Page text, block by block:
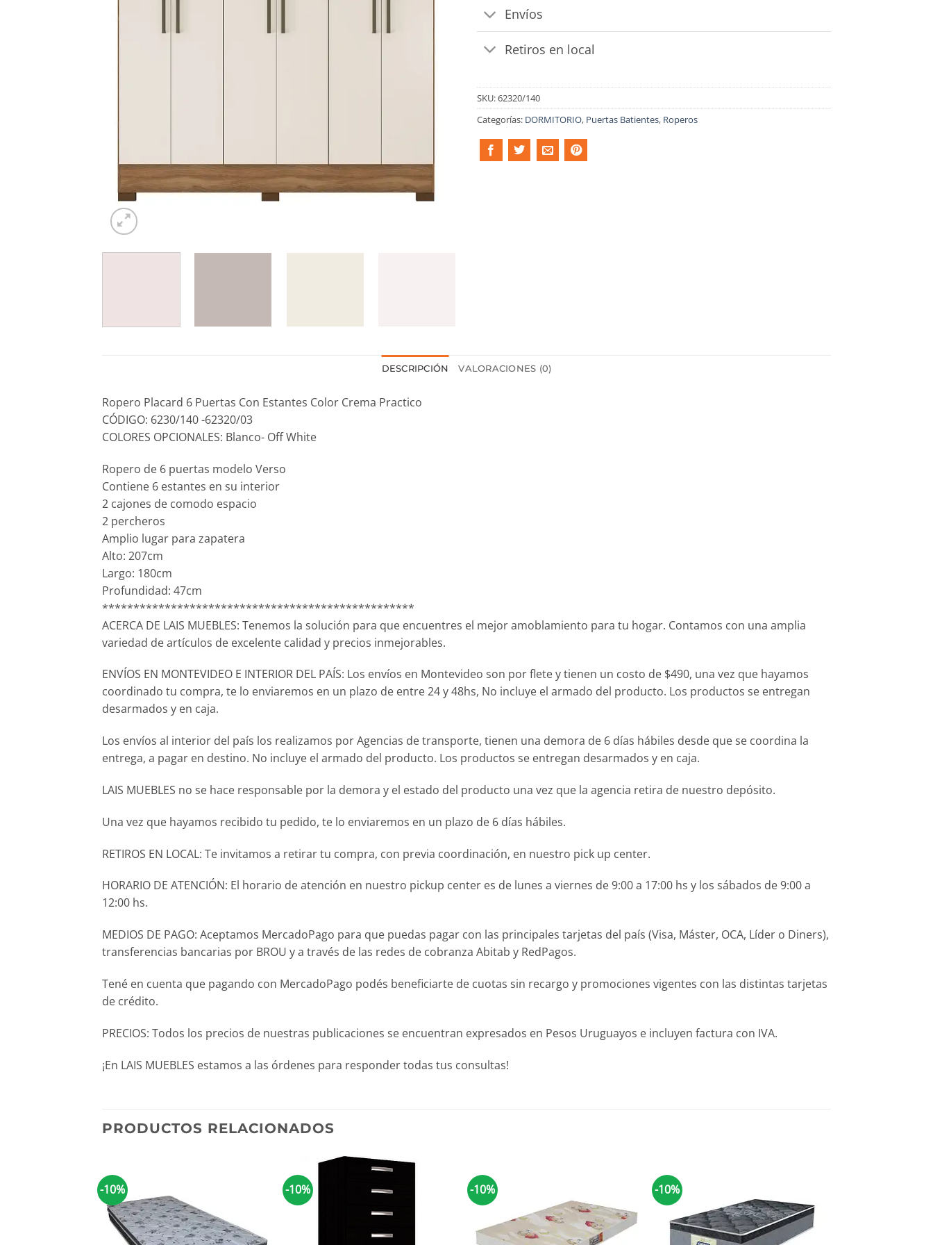
Envíos
Retiros en local
SKU:62320/140
Categorías: DORMITORIO, Puertas Batientes, Roperos
DESCRIPCIÓN VALORACIONES (0)
Ropero Placard 6 Puertas Con Estantes Color Crema Practico
CÓDIGO: 6230/140 -62320/03
COLORES OPCIONALES: Blanco- Off White
Ropero de 6 puertas modelo Verso
Contiene 6 estantes en su interior
2 cajones de comodo espacio
2 percheros
Amplio lugar para zapatera
Alto: 207cm
Largo: 180cm
Profundidad: 47cm
**************************************************
ACERCA DE LAIS MUEBLES: Tenemos la solución para que encuentres el mejor amoblamiento para tu hogar. Contamos con una amplia
variedad de artículos de excelente calidad y precios inmejorables.
ENVÍOS EN MONTEVIDEO E INTERIOR DEL PAÍS: Los envíos en Montevideo son por flete y tienen un costo de $490, una vez que hayamos
coordinado tu compra, te lo enviaremos en un plazo de entre 24 y 48hs, No incluye el armado del producto. Los productos se entregan
desarmados y en caja.
Los envíos al interior del país los realizamos por Agencias de transporte, tienen una demora de 6 días hábiles desde que se coordina la
entrega, a pagar en destino. No incluye el armado del producto. Los productos se entregan desarmados y en caja.
LAIS MUEBLES no se hace responsable por la demora y el estado del producto una vez que la agencia retira de nuestro depósito.
Una vez que hayamos recibido tu pedido, te lo enviaremos en un plazo de 6 días hábiles.
RETIROS EN LOCAL: Te invitamos a retirar tu compra, con previa coordinación, en nuestro pick up center.
HORARIO DE ATENCIÓN: El horario de atención en nuestro pickup center es de lunes a viernes de 9:00 a 17:00 hs y los sábados de 9:00 a
12:00 hs.
MEDIOS DE PAGO: Aceptamos MercadoPago para que puedas pagar con las principales tarjetas del país (Visa, Máster, OCA, Líder o Diners),
transferencias bancarias por BROU y a través de las redes de cobranza Abitab y RedPagos.
Tené en cuenta que pagando con MercadoPago podés beneficiarte de cuotas sin recargo y promociones vigentes con las distintas tarjetas
de crédito.
PRECIOS: Todos los precios de nuestras publicaciones se encuentran expresados en Pesos Uruguayos e incluyen factura con IVA.
¡En LAIS MUEBLES estamos a las órdenes para responder todas tus consultas!
PRODUCTOS RELACIONADOS
-10% -10% -10% -10%